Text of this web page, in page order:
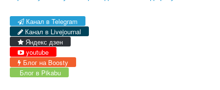
Канал в Telegram
Канал в Livejournal
Яндекс дзен
youtube
Блог на Boosty
Блог в Pikabu